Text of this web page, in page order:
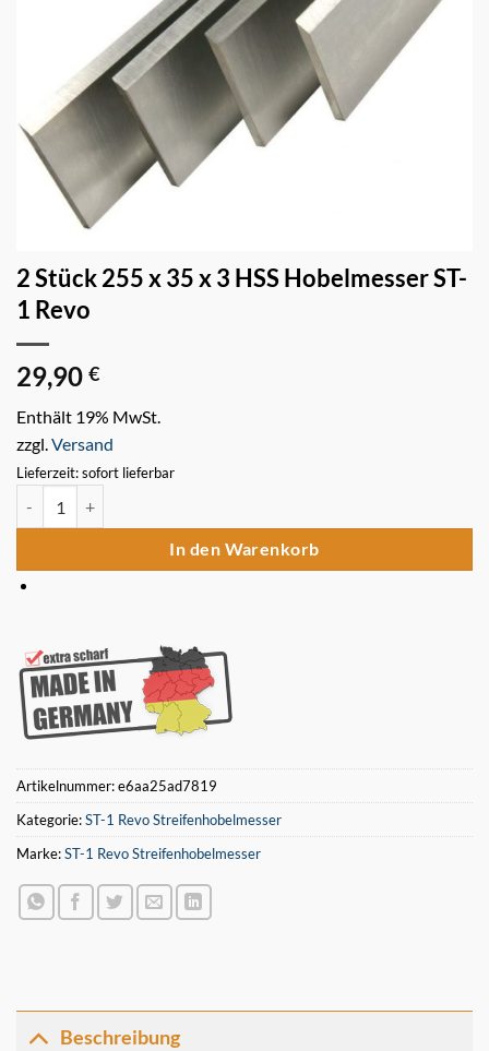
2 Stück 255 x 35 x 3 HSS Hobelmesser ST-
1 Revo
29,90 €
Enthält 19% MwSt.
zzgl.Versand
Lieferzeit: sofort lieferbar
In den Warenkorb
Artikelnummer:e6aa25ad7819
Kategorie:ST-1 Revo Streifenhobelmesser
Marke:ST-1 Revo Streifenhobelmesser
Beschreibung